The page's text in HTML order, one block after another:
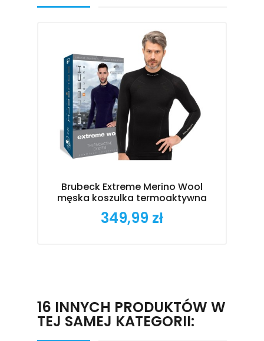
Brubeck Extreme Merino Wool
męska koszulka termoaktywna
Cena
349,99 zł
16 INNYCH PRODUKTÓW W
TEJ SAMEJ KATEGORII: